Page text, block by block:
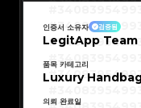
인증서 소유자 검증됨
LegitApp Team
품목 카테고리
Luxury
의뢰 완료일